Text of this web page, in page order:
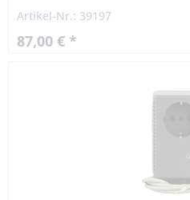
einlernen, das Gerät...
Artikel-Nr.: 39197
87,00 € *